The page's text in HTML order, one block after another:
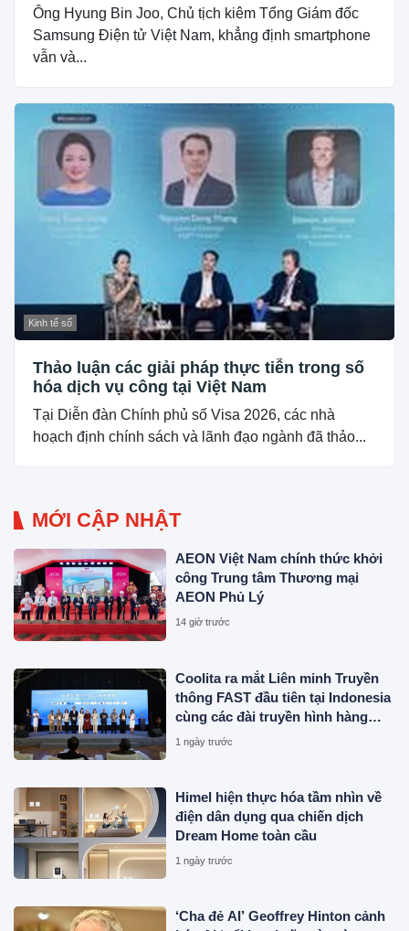
Ông Hyung Bin Joo, Chủ tịch kiêm Tổng Giám đốc
Samsung Điện tử Việt Nam, khẳng định smartphone
vẫn và...
Kinh tế số
Thảo luận các giải pháp thực tiễn trong số
hóa dịch vụ công tại Việt Nam
Tại Diễn đàn Chính phủ số Visa 2026, các nhà
hoạch định chính sách và lãnh đạo ngành đã thảo...
MỚI CẬP NHẬT
AEON Việt Nam chính thức khởi
công Trung tâm Thương mại
AEON Phủ Lý
14 giờ trước
Coolita ra mắt Liên minh Truyền
thông FAST đầu tiên tại Indonesia
cùng các đài truyền hình hàng
đầu
1 ngày trước
Himel hiện thực hóa tầm nhìn về
điện dân dụng qua chiến dịch
Dream Home toàn cầu
1 ngày trước
‘Cha đẻ AI’ Geoffrey Hinton cảnh